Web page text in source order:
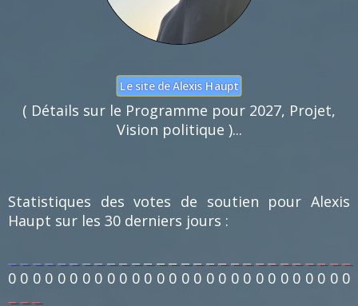
Le site de Alexis Haupt
( Détails sur le Programme pour 2027, Projet,
Vision politique )...
Statistiques des votes de soutien pour Alexis
Haupt sur les 30 derniers jours :
0 0 0 0 0 0 0 0 0 0 0 0 0 0 0 0 0 0 0 0 0 0 0 0 0 0 0 0